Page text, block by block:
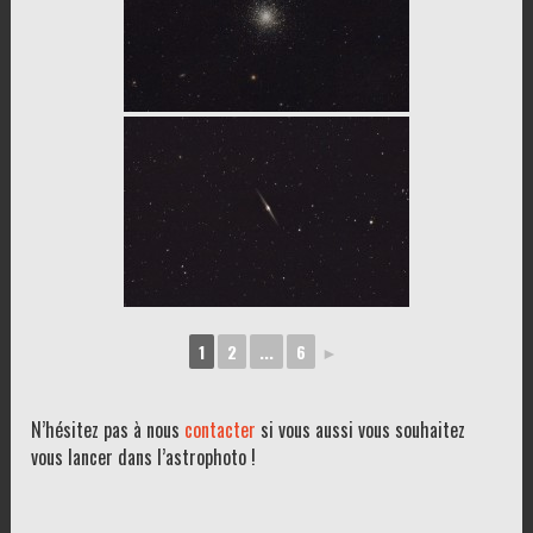
1 2 ... 6 ►
N’hésitez pas à nous contacter si vous aussi vous souhaitez
vous lancer dans l’astrophoto !